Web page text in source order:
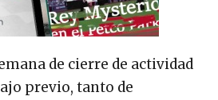
de cierre de actividad
previo, tanto de